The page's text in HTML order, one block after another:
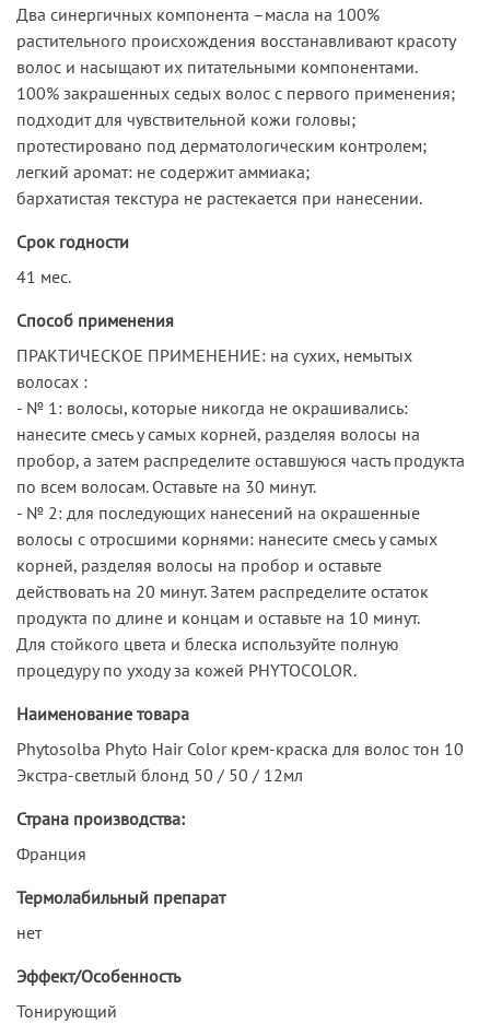
Два синергичных компонента –масла на 100%
растительного происхождения восстанавливают красоту
волос и насыщают их питательными компонентами.
100% закрашенных седых волос с первого применения;
подходит для чувствительной кожи головы;
протестировано под дерматологическим контролем;
легкий аромат: не содержит аммиака;
бархатистая текстура не растекается при нанесении.
Срок годности
41 мес.
Способ применения
ПРАКТИЧЕСКОЕ ПРИМЕНЕНИЕ: на сухих, немытых
волосах :
- № 1: волосы, которые никогда не окрашивались:
нанесите смесь у самых корней, разделяя волосы на
пробор, а затем распределите оставшуюся часть продукта
по всем волосам. Оставьте на 30 минут.
- № 2: для последующих нанесений на окрашенные
волосы с отросшими корнями: нанесите смесь у самых
корней, разделяя волосы на пробор и оставьте
действовать на 20 минут. Затем распределите остаток
продукта по длине и концам и оставьте на 10 минут.
Для стойкого цвета и блеска используйте полную
процедуру по уходу за кожей PHYTOCOLOR.
Наименование товара
Phytosolba Phyto Hair Color крем-краска для волос тон 10
Экстра-светлый блонд 50 / 50 / 12мл
Страна производства:
Франция
Термолабильный препарат
нет
Эффект/Особенность
Тонирующий